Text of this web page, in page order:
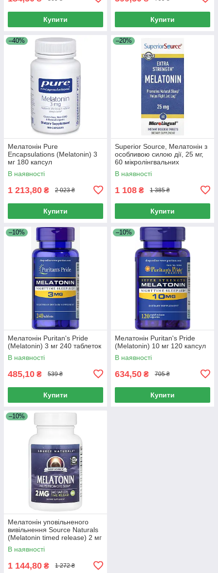
Купити Купити
–40%
Мелатонін Pure
Encapsulations (Melatonin) 3
мг 180 капсул
В наявності
1 213,80 ₴ 2 023 ₴
Купити
–20%
Superior Source, Мелатонін з
особливою силою дії, 25 мг,
60 мікролінгвальних
таблеток, що швидко
розчиняються.
В наявності
1 108 ₴ 1 385 ₴
Купити
–10%
Мелатонін Puritan's Pride
(Melatonin) 3 мг 240 таблеток
В наявності
485,10 ₴ 539 ₴
Купити
–10%
Мелатонін Puritan's Pride
(Melatonin) 10 мг 120 капсул
В наявності
634,50 ₴ 705 ₴
Купити
–10%
Мелатонін уповільненого
вивільнення Source Naturals
(Melatonin timed release) 2 мг
240 таблеток
В наявності
1 144,80 ₴ 1 272 ₴